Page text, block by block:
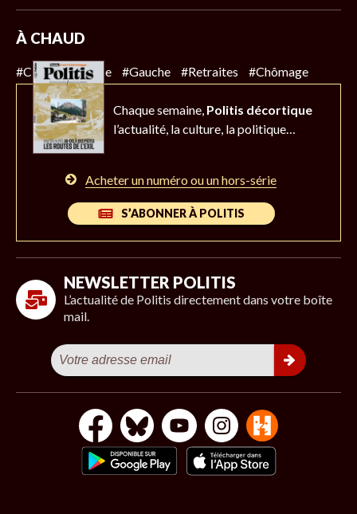
À CHAUD
#Climat #Police #Gauche #Retraites #Chômage
Chaque semaine, Politis décortique
l’actualité, la culture, la politique…
Acheter un numéro ou un hors-série
S’ABONNER À POLITIS
NEWSLETTER POLITIS
L’actualité de Politis directement dans votre boîte
mail.